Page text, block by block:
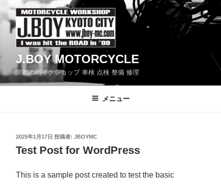
ン
へ
J.BOY MOTORCYCLE
京都のバイクショップ 車検 点検 整備 修理
メニュー
投
稿
日:
2025年1月17日 投稿者: JBOYMC
Test Post for WordPress
This is a sample post created to test the basic